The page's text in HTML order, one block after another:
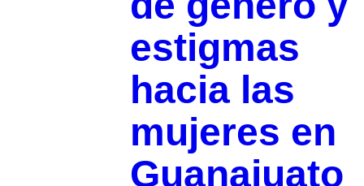
estigmas
hacia las
mujeres en
Guanajuato